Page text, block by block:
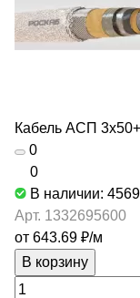
Кабель АСП
0
0
В наличии: 4569
Арт. 1332695600
от 643.69 ₽/м
В корзину